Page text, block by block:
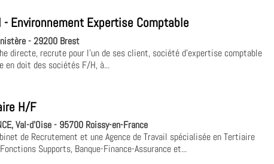
Environnement Expertise Comptable
- 29200 Brest
directe, recrute pour l'un de ses client, société d'expertise comptable
en doit des sociétés F/H, à...
H/F
Val-d'Oise - 95700 Roissy-en-France
de Recrutement et une Agence de Travail spécialisée en Tertiaire
Supports, Banque-Finance-Assurance et...